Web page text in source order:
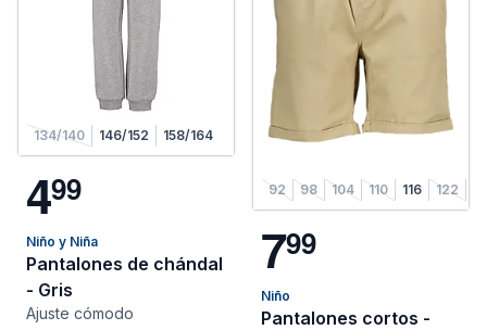
134/140 146/152 158/164
499
Niño y Niña
Pantalones de chándal
- Gris
Ajuste cómodo
92 98 104 110 116 122
799
Niño
Pantalones cortos -